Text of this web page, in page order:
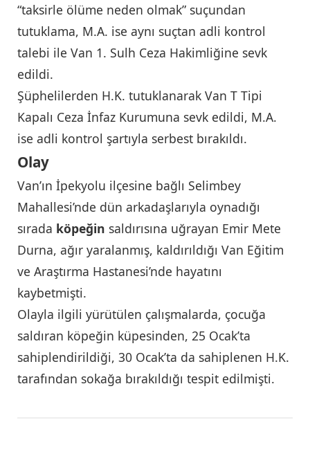
“taksirle ölüme neden olmak” suçundan
tutuklama, M.A. ise aynı suçtan adli kontrol
talebi ile Van 1. Sulh Ceza Hakimliğine sevk
edildi.
Şüphelilerden H.K. tutuklanarak Van T Tipi
Kapalı Ceza İnfaz Kurumuna sevk edildi, M.A.
ise adli kontrol şartıyla serbest bırakıldı.
Olay
Van’ın İpekyolu ilçesine bağlı Selimbey
Mahallesi’nde dün arkadaşlarıyla oynadığı
sırada köpeğin saldırısına uğrayan Emir Mete
Durna, ağır yaralanmış, kaldırıldığı Van Eğitim
ve Araştırma Hastanesi’nde hayatını
kaybetmişti.
Olayla ilgili yürütülen çalışmalarda, çocuğa
saldıran köpeğin küpesinden, 25 Ocak’ta
sahiplendirildiği, 30 Ocak’ta da sahiplenen H.K.
tarafından sokağa bırakıldığı tespit edilmişti.